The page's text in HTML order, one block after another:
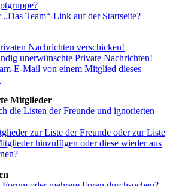
„Das Team“-Link auf der Startseite?
Nachrichten verschicken!
unerwünschte Private Nachrichten!
E-Mail von einem Mitglied dieses
Mitglieder
die Listen der Freunde und ignorierten
zur Liste der Freunde oder zur Liste
hinzufügen oder diese wieder aus